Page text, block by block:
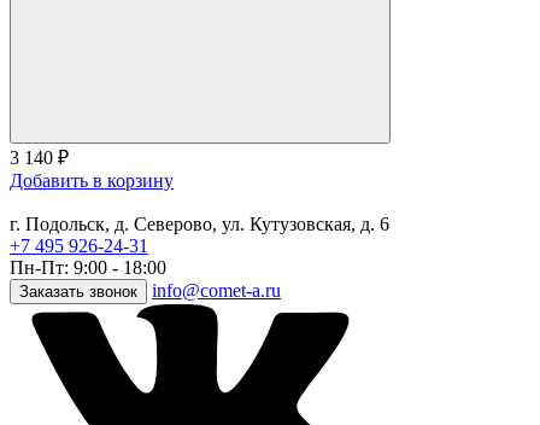
3 140 ₽
Добавить в корзину
г. Подольск, д. Северово, ул. Кутузовская, д. 6
+7 495 926-24-31
Пн-Пт: 9:00 - 18:00
Заказать звонок info@comet-a.ru